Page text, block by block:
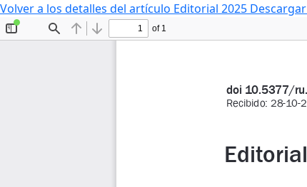
Volver a los detalles del artículo Editorial 2025 Descargar